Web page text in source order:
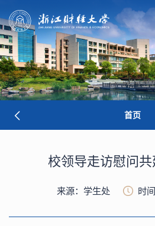
首页
校领导走访慰问
来源：学生处 时